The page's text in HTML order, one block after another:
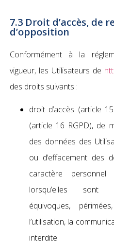
7.3 Droit d’accès, de
d’opposition
Conformément à la
vigueur, les Utilisateurs de
des droits suivants :
droit d’accès (article
(article 16 RGPD), de
des données des
ou d’effacement des
caractère
lorsqu’elles sont
équivoques,
l’utilisation, la
interdite